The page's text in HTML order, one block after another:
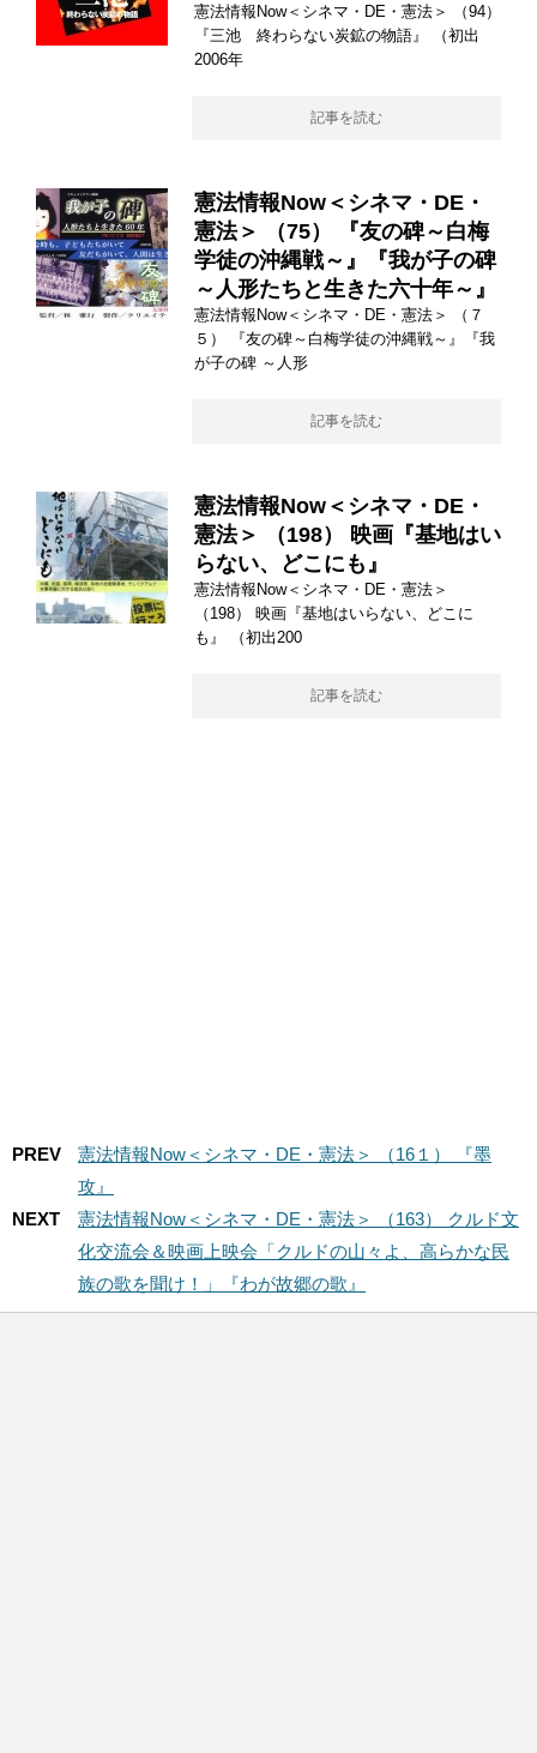
憲法情報Now＜シネマ・DE・憲法＞ （94）
『三池 終わらない炭鉱の物語』 （初出
2006年
記事を読む
憲法情報Now＜シネマ・DE・
憲法＞ （75） 『友の碑～白梅
学徒の沖縄戦～』『我が子の碑
～人形たちと生きた六十年～』
憲法情報Now＜シネマ・DE・憲法＞ （７
５） 『友の碑～白梅学徒の沖縄戦～』『我
が子の碑 ～人形
記事を読む
憲法情報Now＜シネマ・DE・
憲法＞ （198） 映画『基地はい
らない、どこにも』
憲法情報Now＜シネマ・DE・憲法＞
（198） 映画『基地はいらない、どこに
も』 （初出200
記事を読む
PREV
憲法情報Now＜シネマ・DE・憲法＞ （16１） 『墨
攻』
NEXT
憲法情報Now＜シネマ・DE・憲法＞ （163） クルド文
化交流会＆映画上映会「クルドの山々よ、高らかな民
族の歌を聞け！」『わが故郷の歌』